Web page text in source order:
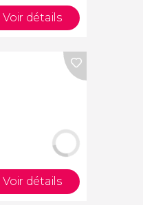
Voir détails
Voir détails